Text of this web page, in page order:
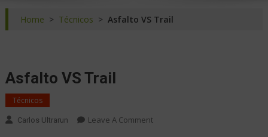
Home > Técnicos > Asfalto VS Trail
Asfalto VS Trail
Técnicos
Carlos Ultrarun Leave A Comment